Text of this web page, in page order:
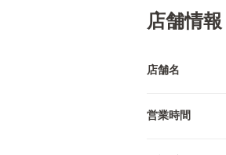
店舗情報
店舗名
営業時間